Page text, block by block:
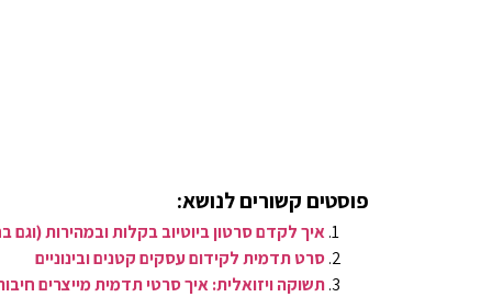
פוסטים קשורים לנושא:
איך לקדם סרטון ביוטיוב בקלות ובמהירות (וגם
סרט תדמית לקידום עסקים קטנים ובינוניים
תשוקה ויזואלית: איך סרטי תדמית מייצרים